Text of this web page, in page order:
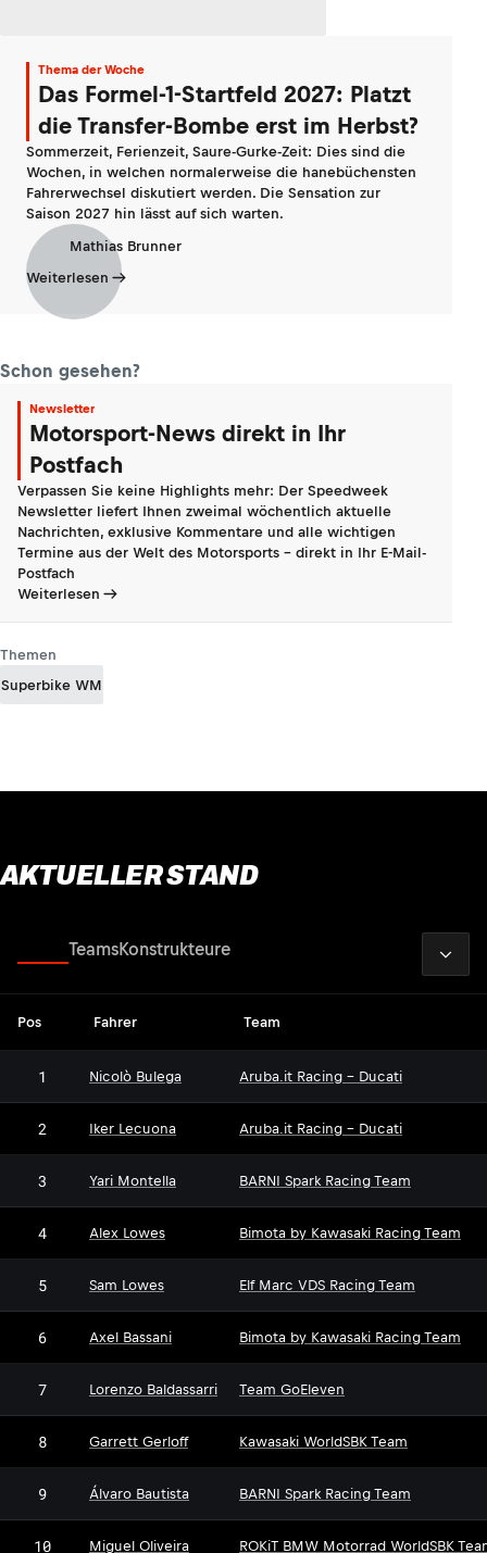
Thema der Woche
Das Formel-1-Startfeld 2027: Platzt
die Transfer-Bombe erst im Herbst?
Sommerzeit, Ferienzeit, Saure-Gurke-Zeit: Dies sind die
Wochen, in welchen normalerweise die hanebüchensten
Fahrerwechsel diskutiert werden. Die Sensation zur
Saison 2027 hin lässt auf sich warten.
Mathias Brunner
Weiterlesen
Schon gesehen?
Newsletter
Motorsport-News direkt in Ihr
Postfach
Verpassen Sie keine Highlights mehr: Der Speedweek
Newsletter liefert Ihnen zweimal wöchentlich aktuelle
Nachrichten, exklusive Kommentare und alle wichtigen
Termine aus der Welt des Motorsports - direkt in Ihr E-Mail-
Postfach
Weiterlesen
Themen
Superbike WM
AKTUELLER STAND
TeamsKonstrukteure
Pos Fahrer Team
1 Nicolò Bulega Aruba.it Racing - Ducati
2 Iker Lecuona Aruba.it Racing - Ducati
3 Yari Montella BARNI Spark Racing Team
4 Alex Lowes Bimota by Kawasaki Racing Team
5 Sam Lowes Elf Marc VDS Racing Team
6 Axel Bassani Bimota by Kawasaki Racing Team
7 Lorenzo Baldassarri Team GoEleven
8 Garrett Gerloff Kawasaki WorldSBK Team
9 Álvaro Bautista BARNI Spark Racing Team
10 Miguel Oliveira ROKiT BMW Motorrad WorldSBK